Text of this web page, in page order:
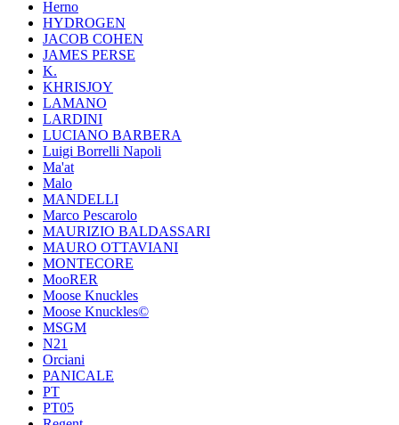
Herno
HYDROGEN
JACOB COHEN
JAMES PERSE
K.
KHRISJOY
LAMANO
LARDINI
LUCIANO BARBERA
Luigi Borrelli Napoli
Ma'at
Malo
MANDELLI
Marco Pescarolo
MAURIZIO BALDASSARI
MAURO OTTAVIANI
MONTECORE
MooRER
Moose Knuckles
Moose Knuckles©️
MSGM
N21
Orciani
PANICALE
PT
PT05